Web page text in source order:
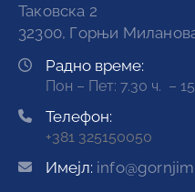
Таковска 2
32300, Горњи
Радно време:
Пон – Пет: 7.30 ч. –
Телефон:
+381 325150050
Имејл: